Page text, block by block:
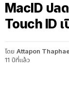
MacID ปล
Touch ID
โดย Attapon
11 ปีที่แล้ว